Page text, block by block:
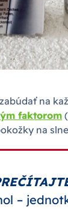
na
faktorom
na
–